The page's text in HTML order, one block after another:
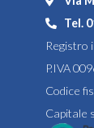
Tel.
Registro
P.IVA
Codice
Capitale